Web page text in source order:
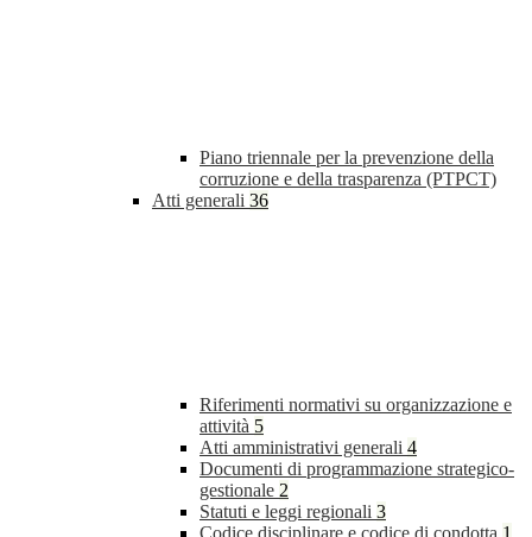
Piano triennale per la prevenzione della
corruzione e della trasparenza (PTPCT)
Atti generali 36
Riferimenti normativi su organizzazione e
attività 5
Atti amministrativi generali 4
Documenti di programmazione strategico-
gestionale 2
Statuti e leggi regionali 3